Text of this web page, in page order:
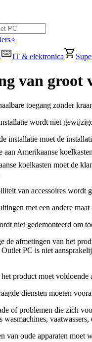
IT & elektronica
van groot
toegang zonder
wordt niet
installatie moet de
aan Amerikaanse
koelkasten moet de
van accessoires wordt
met een andere
niet gedemonteerd om
de afmetingen van het
Outlet PC is niet
product moet voldoende
diensten moeten
of problemen die zich
wasmachines,
van oude apparaten moet